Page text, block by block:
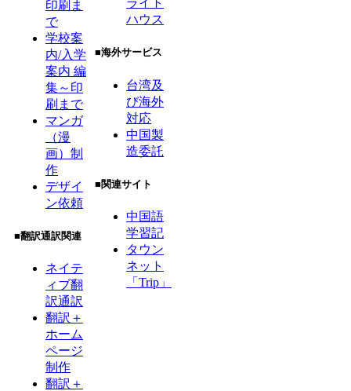
印刷ま
で
学校案
内/入学
案内 編
集～印
刷まで
マンガ
（漫
画）制
作
デザイ
ン依頼
■翻訳通訳関連
ネイテ
ィブ翻
訳通訳
翻訳＋
ホーム
ページ
制作
翻訳＋
ライト
ハウス
■海外サービス
台湾及
び海外
対応
中国製
造委託
■関連サイト
中国語
学習記
タウン
ネット
「Trip」